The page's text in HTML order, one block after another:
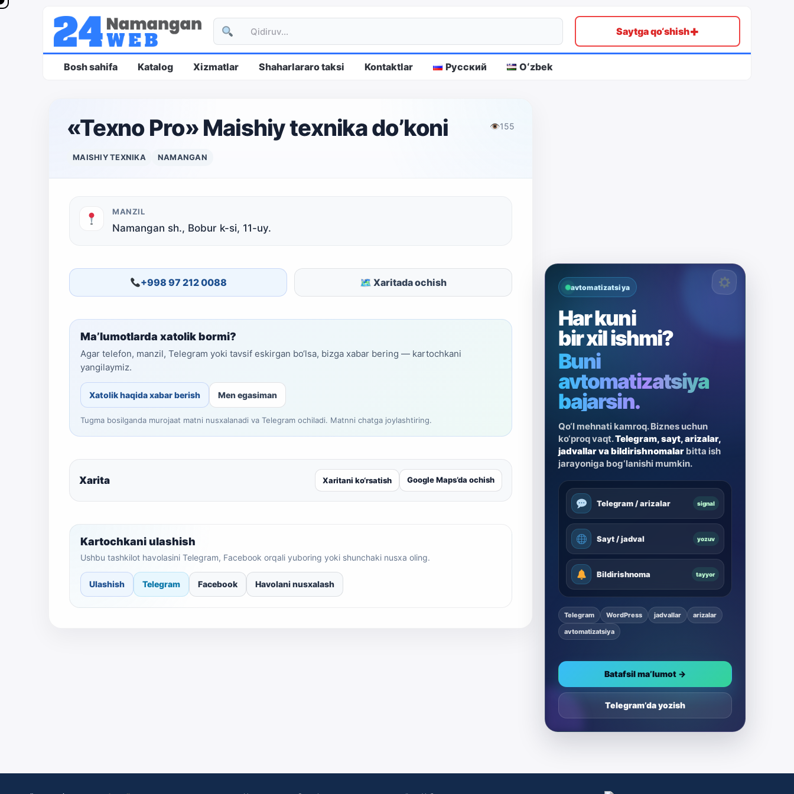
Saytga qo‘shish+
Bosh sahifa Katalog Xizmatlar Shaharlararo taksi Kontaktlar Русский Oʻzbek
«Texno Pro» Maishiy texnika do’koni 👁155
MAISHIY TEXNIKA NAMANGAN
MANZIL
Namangan sh., Bobur k-si, 11-uy.
+998 97 212 0088 🗺 Xaritada ochish
Ma’lumotlarda xatolik bormi?
Agar telefon, manzil, Telegram yoki tavsif eskirgan bo‘lsa, bizga xabar bering — kartochkani
yangilaymiz.
Xatolik haqida xabar berish Men egasiman
Tugma bosilganda murojaat matni nusxalanadi va Telegram ochiladi. Matnni chatga joylashtiring.
Xarita Xaritani ko‘rsatish Google Maps’da ochish
Kartochkani ulashish
Ushbu tashkilot havolasini Telegram, Facebook orqali yuboring yoki shunchaki nusxa oling.
Ulashish Telegram Facebook Havolani nusxalash
avtomatizatsiya
Har kuni
bir xil ishmi?
Buni
avtomatizatsiya
bajarsin.
Qo‘l mehnati kamroq. Biznes uchun
ko‘proq vaqt.Telegram, sayt, arizalar,
jadvallar va bildirishnomalar bitta ish
jarayoniga bog‘lanishi mumkin.
Telegram / arizalar signal
Sayt / jadval yozuv
Bildirishnoma tayyor
Telegram WordPress jadvallar
arizalar
avtomatizatsiya
Batafsil ma’lumot →
Telegram’da yozish